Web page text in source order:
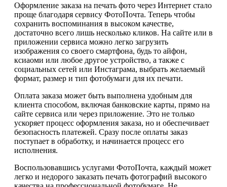
Оформление заказа на печать фото через Интернет стало
проще благодаря сервису ФотоПочта. Теперь чтобы
сохранить воспоминания в высоком качестве,
достаточно всего лишь несколько кликов. На сайте или в
приложении сервиса можно легко загрузить
изображения со своего смартфона, будь то айфон,
ксиаоми или любое другое устройство, а также с
социальных сетей или Инстаграма, выбрать желаемый
формат, размер и тип фотобумаги для их печати.
Оплата заказа может быть выполнена удобным для
клиента способом, включая банковские карты, прямо на
сайте сервиса или через приложение. Это не только
ускоряет процесс оформления заказа, но и обеспечивает
безопасность платежей. Сразу после оплаты заказ
поступает в обработку, и начинается процесс его
исполнения.
Воспользовавшись услугами ФотоПочта, каждый может
легко и недорого заказать печать фотографий высокого